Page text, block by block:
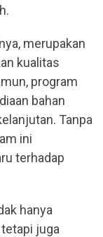
merupakan
kualitas
program
bahan
Tanpa
ini
terhadap
hanya
juga